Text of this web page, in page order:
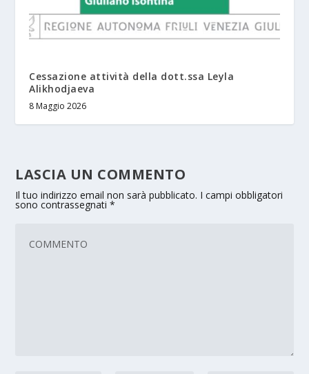
Cessazione attività della dott.ssa Leyla
Alikhodjaeva
8 Maggio 2026
LASCIA UN COMMENTO
Il tuo indirizzo email non sarà pubblicato. I campi obbligatori
sono contrassegnati*